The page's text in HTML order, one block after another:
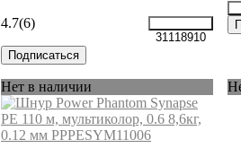
4.7(6)
31118910
Подписаться
Нет в наличии